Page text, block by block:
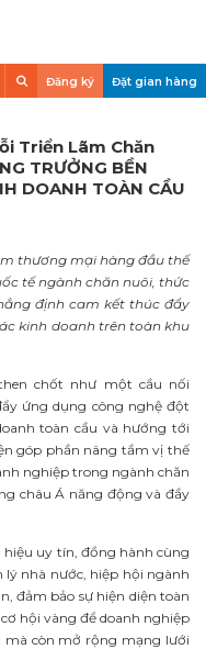
Đăng ký Đặt gian hàng
Triển Lãm Chăn
TRƯỞNG BỀN
DOANH TOÀN CẦU
thương mại hàng đầu thế
tế ngành chăn nuôi, thức
định cam kết thúc đẩy
kinh doanh trên toàn khu
chốt như một cầu nối
ứng dụng công nghệ đột
toàn cầu và hướng tới
góp phần nâng tầm vị thế
nghiệp trong ngành chăn
châu Á năng động và đầy
uy tín, đồng hành cùng
lý nhà nước, hiệp hội ngành
đảm bảo sự hiện diện toàn
hội vàng để doanh nghiệp
mà còn mở rộng mạng lưới